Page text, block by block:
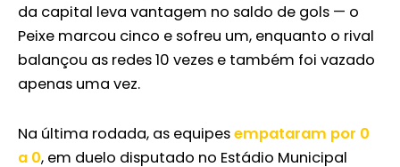
da capital leva vantagem no saldo de gols — o
Peixe marcou cinco e sofreu um, enquanto o rival
balançou as redes 10 vezes e também foi vazado
apenas uma vez.
Na última rodada, as equipesempataram por 0
a 0, em duelo disputado no Estádio Municipal